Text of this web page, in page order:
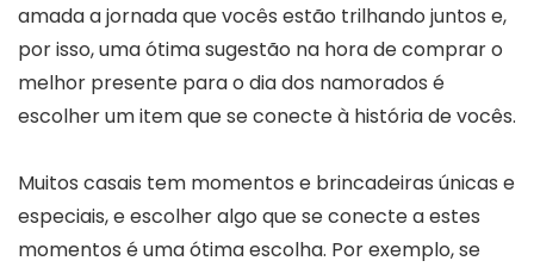
amada a jornada que vocês estão trilhando juntos e,
por isso, uma ótima sugestão na hora de comprar o
melhor presente para o dia dos namorados é
escolher um item que se conecte à história de vocês.
Muitos casais tem momentos e brincadeiras únicas e
especiais, e escolher algo que se conecte a estes
momentos é uma ótima escolha. Por exemplo, se